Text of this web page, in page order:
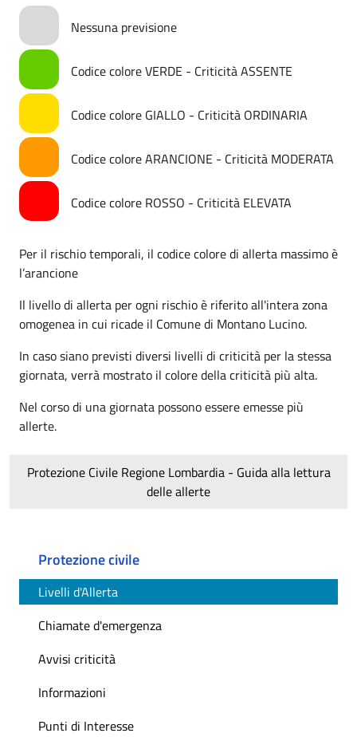
Nessuna previsione
Codice colore VERDE - Criticità ASSENTE
Codice colore GIALLO - Criticità ORDINARIA
Codice colore ARANCIONE - Criticità MODERATA
Codice colore ROSSO - Criticità ELEVATA
Per il rischio temporali, il codice colore di allerta massimo è
l’arancione
Il livello di allerta per ogni rischio è riferito all'intera zona
omogenea in cui ricade il Comune di Montano Lucino.
In caso siano previsti diversi livelli di criticità per la stessa
giornata, verrà mostrato il colore della criticità più alta.
Nel corso di una giornata possono essere emesse più
allerte.
Protezione Civile Regione Lombardia - Guida alla lettura
delle allerte
Protezione civile
Livelli d'Allerta
Chiamate d'emergenza
Avvisi criticità
Informazioni
Punti di Interesse